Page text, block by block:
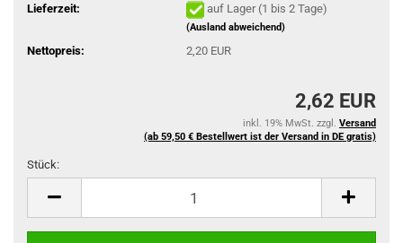
Lieferzeit:
auf Lager (1 bis 2 Tage)
(Ausland abweichend)
Nettopreis: 2,20 EUR
2,62 EUR
inkl. 19% MwSt. zzgl. Versand
(ab 59,50 € Bestellwert ist der Versand in DE gratis)
Stück: